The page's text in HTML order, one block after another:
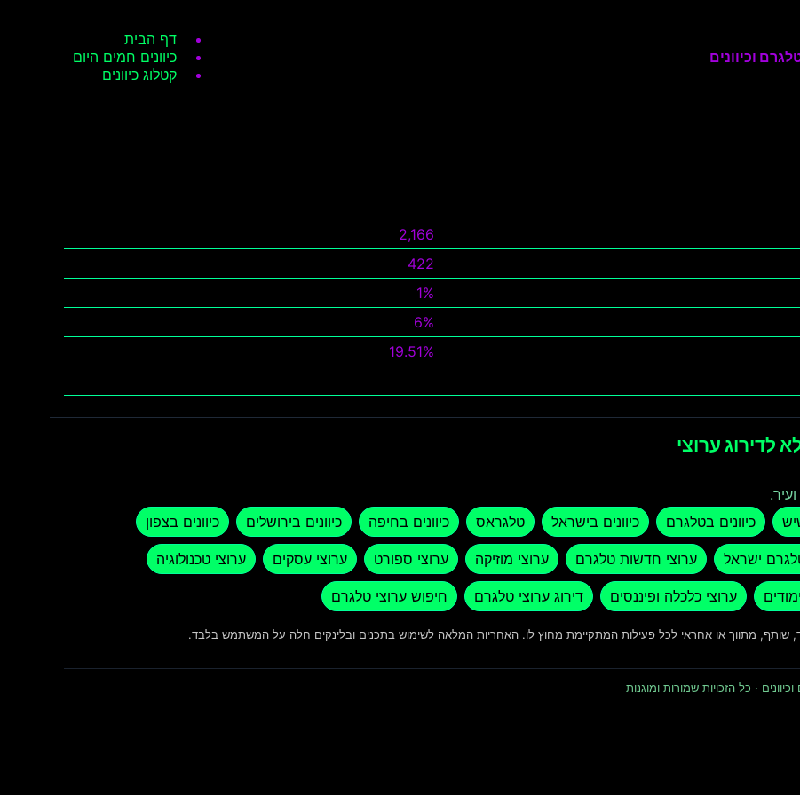
וכיוונים
דף הבית
כיוונים חמים היום
קטלוג כיוונים
2,166
422
1%
6%
19.51%
לדירוג ערוצי
כיוונים בטלגרם כיוונים בישראל טלגראס כיוונים בחיפה כיוונים בירושלים כיוונים בצפון
ישראל ערוצי חדשות טלגרם ערוצי מוזיקה ערוצי ספורט ערוצי עסקים ערוצי טכנולוגיה
ערוצי כלכלה ופיננסים דירוג ערוצי טלגרם חיפוש ערוצי טלגרם
שותף, מתווך או אחראי לכל פעילות המתקיימת מחוץ לו. האחריות המלאה לשימוש בתכנים ובלינקים חלה על המשתמש בלבד.